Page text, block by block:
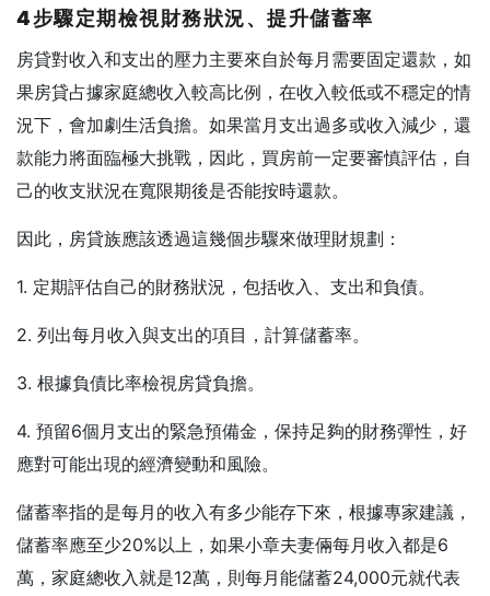
4步驟定期檢視財務狀況、提升儲蓄率
房貸對收入和支出的壓力主要來自於每月需要固定還款，如
果房貸占據家庭總收入較高比例，在收入較低或不穩定的情
況下，會加劇生活負擔。如果當月支出過多或收入減少，還
款能力將面臨極大挑戰，因此，買房前一定要審慎評估，自
己的收支狀況在寬限期後是否能按時還款。
因此，房貸族應該透過這幾個步驟來做理財規劃：
1. 定期評估自己的財務狀況，包括收入、支出和負債。
2. 列出每月收入與支出的項目，計算儲蓄率。
3. 根據負債比率檢視房貸負擔。
4. 預留6個月支出的緊急預備金，保持足夠的財務彈性，好
應對可能出現的經濟變動和風險。
儲蓄率指的是每月的收入有多少能存下來，根據專家建議，
儲蓄率應至少20%以上，如果小章夫妻倆每月收入都是6
萬，家庭總收入就是12萬，則每月能儲蓄24,000元就代表